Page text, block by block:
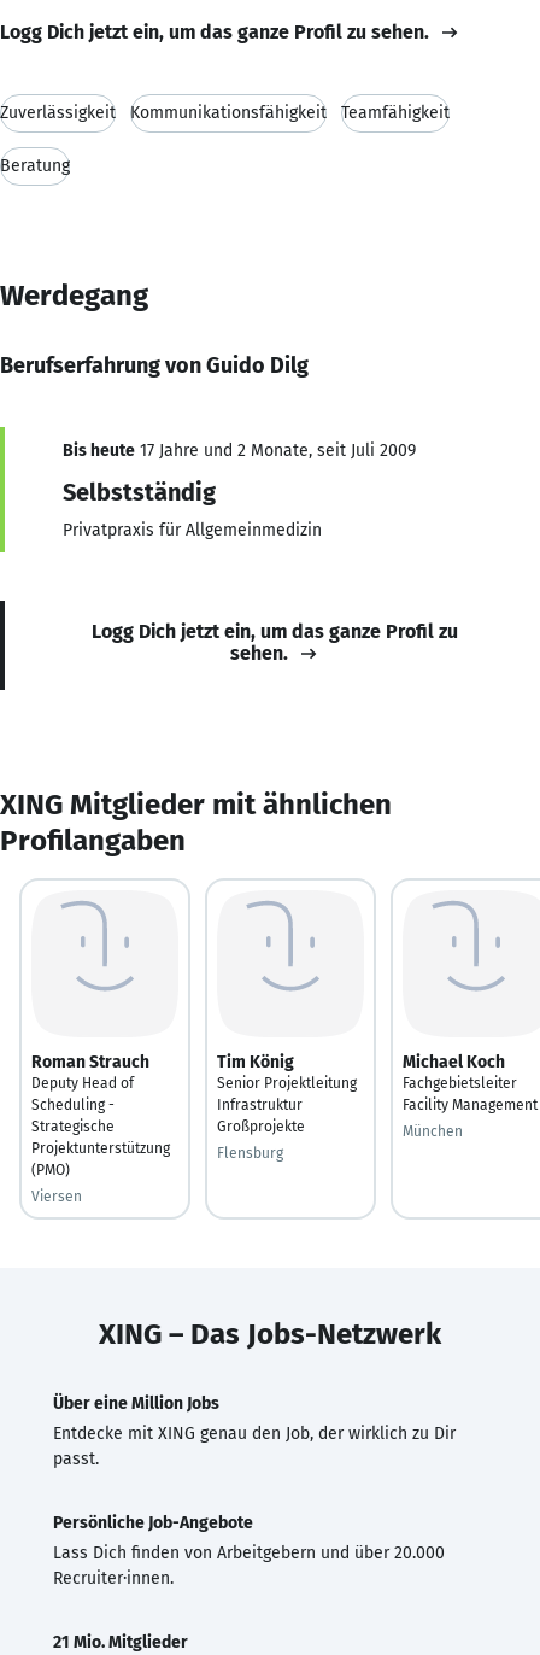
Logg Dich jetzt ein, um das ganze Profil zu sehen.
Zuverlässigkeit Kommunikationsfähigkeit Teamfähigkeit
Beratung
Werdegang
Berufserfahrung von Guido Dilg
Bis heute 17 Jahre und 2 Monate, seit Juli 2009
Selbstständig
Privatpraxis für Allgemeinmedizin
Logg Dich jetzt ein, um das ganze Profil zu
sehen.
XING Mitglieder mit ähnlichen
Profilangaben
Roman Strauch
Deputy Head of
Scheduling -
Strategische
Projektunterstützung
(PMO)
Viersen
Tim König
Senior Projektleitung
Infrastruktur
Großprojekte
Flensburg
Michael Koch
Fachgebietsleiter
Facility Management
München
XING – Das Jobs-Netzwerk
Über eine Million Jobs
Entdecke mit XING genau den Job, der wirklich zu Dir
passt.
Persönliche Job-Angebote
Lass Dich finden von Arbeitgebern und über 20.000
Recruiter·innen.
21 Mio. Mitglieder